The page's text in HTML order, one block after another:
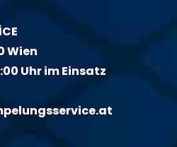
Wien
Uhr im Einsatz